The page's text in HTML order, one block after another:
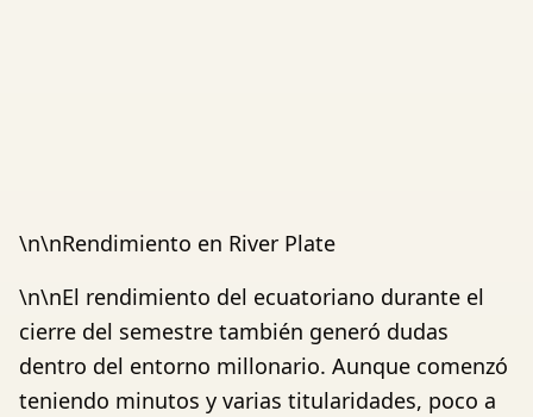
\n\nRendimiento en River Plate
\n\nEl rendimiento del ecuatoriano durante el
cierre del semestre también generó dudas
dentro del entorno millonario. Aunque comenzó
teniendo minutos y varias titularidades, poco a